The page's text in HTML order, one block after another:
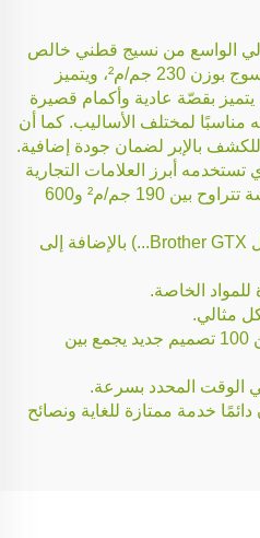
الواسع من نسيج قطني خالص
عالي الجودة بنسبة 100% ومنسوج بوزن 230 جم/م²، ويتميز
يتميز بقصّة عادية وأكمام قصيرة
مناسبًا لمختلف الأساليب. كما أن
بالإبر لضمان جودة إضافية.
أبرز العلامات التجارية
العالمية، مع تشكيلة من الأقمشة تتراوح بين 190 جم/م² و600
لدينا آلات طباعة مستوردة (مثل Brother GTX...) بالإضافة إلى
للمواد الخاصة.
مثالي.
في كل ربع سنة، نطرح أكثر من 100 تصميم جديد يجمع بين
في الوقت المحدد بسرعة.
خدمة ممتازة للغاية ونصائح